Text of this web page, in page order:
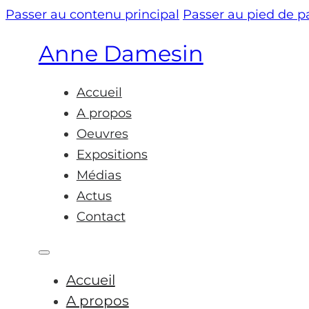
Passer au contenu principal Passer au pied de
Anne Damesin
Accueil
A propos
Oeuvres
Expositions
Médias
Actus
Contact
Accueil
A propos